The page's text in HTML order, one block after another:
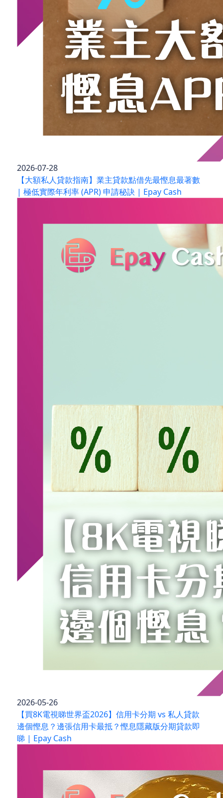
2026-07-28
【大額私人貸款指南】業主貸款點借先最慳息最著數
| 極低實際年利率 (APR) 申請秘訣 | Epay Cash
2026-05-26
【買8K電視睇世界盃2026】信用卡分期 vs 私人貸款
邊個慳息？邊張信用卡最抵？慳息隱藏版分期貸款即
睇 | Epay Cash